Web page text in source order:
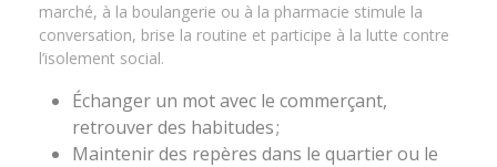
marché, à la boulangerie ou à la pharmacie stimule la
conversation, brise la routine et participe à la lutte contre
l’isolement social.
Échanger un mot avec le commerçant,
retrouver des habitudes ;
Maintenir des repères dans le quartier ou le